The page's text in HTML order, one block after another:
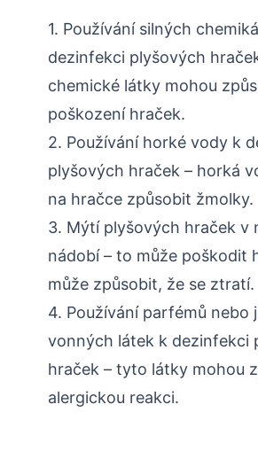
1. Používání silných
dezinfekci plyšových
chemické látky mohou
poškození hraček.
2. Používání horké vody k
plyšových hraček – horká
na hračce způsobit žmolky.
3. Mýtí plyšových hraček v
nádobí – to může poškodit
může způsobit, že se ztratí.
4. Používání parfémů nebo
vonných látek k dezinfekci
hraček – tyto látky mohou
alergickou reakci.